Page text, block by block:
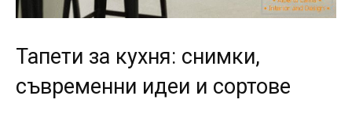
Тапети за кухня: снимки,
съвременни идеи и сортове